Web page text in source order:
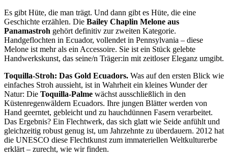
Es gibt Hüte, die man trägt. Und dann gibt es Hüte, die eine
Geschichte erzählen. Die Bailey Chaplin Melone aus
Panamastroh gehört definitiv zur zweiten Kategorie.
Handgeflochten in Ecuador, vollendet in Pennsylvania – diese
Melone ist mehr als ein Accessoire. Sie ist ein Stück gelebte
Handwerkskunst, das seine/n Träger:in mit zeitloser Eleganz umgibt.
Toquilla-Stroh: Das Gold Ecuadors. Was auf den ersten Blick wie
einfaches Stroh aussieht, ist in Wahrheit ein kleines Wunder der
Natur: Die Toquilla-Palme wächst ausschließlich in den
Küstenregenwäldern Ecuadors. Ihre jungen Blätter werden von
Hand geerntet, gebleicht und zu hauchdünnen Fasern verarbeitet.
Das Ergebnis? Ein Flechtwerk, das sich glatt wie Seide anfühlt und
gleichzeitig robust genug ist, um Jahrzehnte zu überdauern. 2012 hat
die UNESCO diese Flechtkunst zum immateriellen Weltkulturerbe
erklärt – zurecht, wie wir finden.